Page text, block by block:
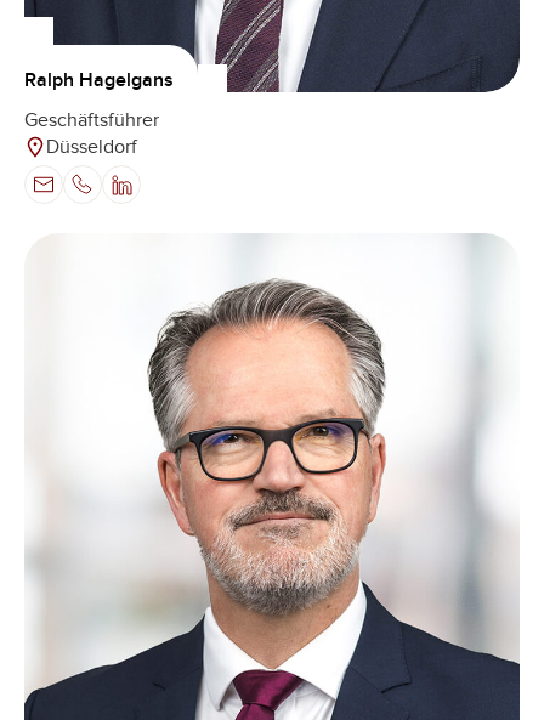
Ralph Hagelgans
Geschäftsführer
Düsseldorf